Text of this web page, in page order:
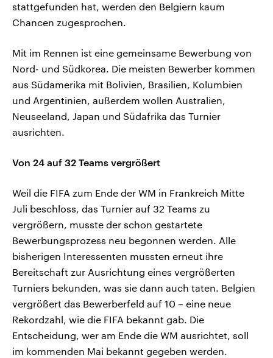
stattgefunden hat, werden den Belgiern kaum
Chancen zugesprochen.
Mit im Rennen ist eine gemeinsame Bewerbung von
Nord- und Südkorea. Die meisten Bewerber kommen
aus Südamerika mit Bolivien, Brasilien, Kolumbien
und Argentinien, außerdem wollen Australien,
Neuseeland, Japan und Südafrika das Turnier
ausrichten.
Von 24 auf 32 Teams vergrößert
Weil die FIFA zum Ende der WM in Frankreich Mitte
Juli beschloss, das Turnier auf 32 Teams zu
vergrößern, musste der schon gestartete
Bewerbungsprozess neu begonnen werden. Alle
bisherigen Interessenten mussten erneut ihre
Bereitschaft zur Ausrichtung eines vergrößerten
Turniers bekunden, was sie dann auch taten. Belgien
vergrößert das Bewerberfeld auf 10 – eine neue
Rekordzahl, wie die FIFA bekannt gab. Die
Entscheidung, wer am Ende die WM ausrichtet, soll
im kommenden Mai bekannt gegeben werden.